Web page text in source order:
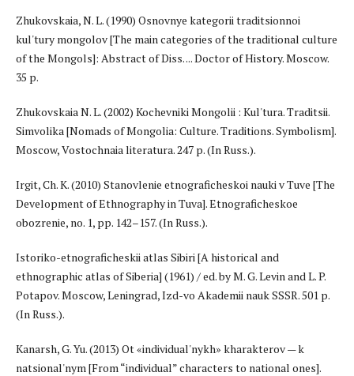
Zhukovskaia, N. L. (1990) Osnovnye kategorii traditsionnoi
kul'tury mongolov [The main categories of the traditional culture
of the Mongols]: Abstract of Diss. ... Doctor of History. Moscow.
35 p.
Zhukovskaia N. L. (2002) Kochevniki Mongolii : Kul'tura. Traditsii.
Simvolika [Nomads of Mongolia: Culture. Traditions. Symbolism].
Moscow, Vostochnaia literatura. 247 p. (In Russ.).
Irgit, Ch. K. (2010) Stanovlenie etnograficheskoi nauki v Tuve [The
Development of Ethnography in Tuva]. Etnograficheskoe
obozrenie, no. 1, pp. 142–157. (In Russ.).
Istoriko-etnograficheskii atlas Sibiri [A historical and
ethnographic atlas of Siberia] (1961) / ed. by M. G. Levin and L. P.
Potapov. Moscow, Leningrad, Izd-vo Akademii nauk SSSR. 501 p.
(In Russ.).
Kanarsh, G. Yu. (2013) Ot «individual'nykh» kharakterov — k
natsional'nym [From “individual” characters to national ones].